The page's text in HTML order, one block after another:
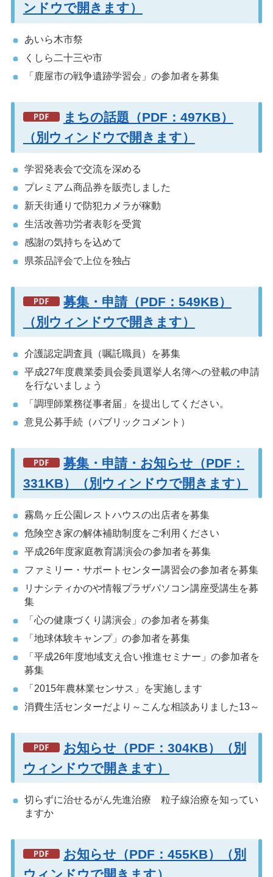
ンドウで開きます）
あいら木市祭
くしら二十三や市
「鹿屋市の戦争遺跡学習会」の参加者を募集
まちの話題（PDF：497KB）
（別ウィンドウで開きます）
学習発表会で交流を深める
プレミアム商品券を販売しました
新天街通りで防犯カメラが稼動
生活改善功労者表彰を受賞
感謝の気持ちを込めて
県茶品評会で上位を独占
募集・申請（PDF：549KB）
（別ウィンドウで開きます）
介護認定調査員（嘱託職員）を募集
平成27年度農業委員会委員選挙人名簿への登載の申請
を行ないましょう
「調理師業務従事者届」を提出してください。
意見公募手続（パブリックコメント）
募集・申請・お知らせ（PDF：
331KB）（別ウィンドウで開きます）
霧島ヶ丘公園レストハウスの出店者を募集
危険空き家の解体補助制度をご利用ください
平成26年度家庭教育講演会の参加者を募集
ファミリー・サポートセンター講習会の参加者を募集
リナシティかのや情報プラザパソコン講座受講生を募
集
「心の健康づくり講演会」の参加者を募集
「地球体験キャンプ」の参加者を募集
「平成26年度地域支え合い推進セミナー」の参加者を
募集
「2015年農林業センサス」を実施します
消費生活センターだより～こんな相談ありました13～
お知らせ（PDF：304KB）（別
ウィンドウで開きます）
切らずに治せるがん先進治療 粒子線治療を知ってい
ますか
お知らせ（PDF：455KB）（別